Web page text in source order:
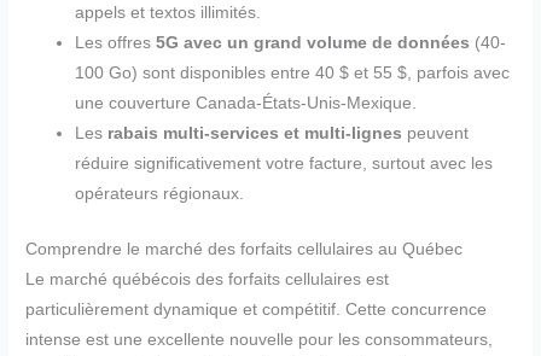
appels et textos illimités.
Les offres5G avec un grand volume de données (40-
100 Go) sont disponibles entre 40 $ et 55 $, parfois avec
une couverture Canada-États-Unis-Mexique.
Les rabais multi-services et multi-lignes peuvent
réduire significativement votre facture, surtout avec les
opérateurs régionaux.
Comprendre le marché des forfaits cellulaires au Québec
Le marché québécois des forfaits cellulaires est
particulièrement dynamique et compétitif. Cette concurrence
intense est une excellente nouvelle pour les consommateurs,